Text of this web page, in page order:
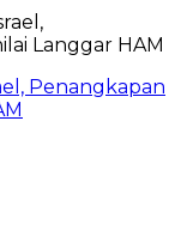
Penangkapan